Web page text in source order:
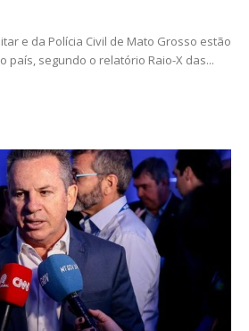
e da Polícia Civil de Mato Grosso estão
país, segundo o relatório Raio-X das...